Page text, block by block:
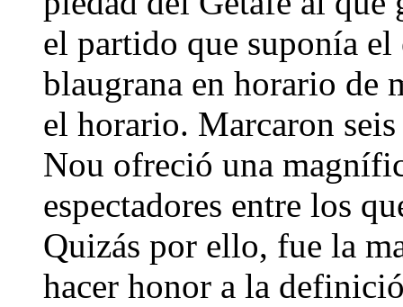
el partido que suponía
blaugrana en horario de
el horario. Marcaron
Nou ofreció una
espectadores entre los
Quizás por ello, fue la
hacer honor a la